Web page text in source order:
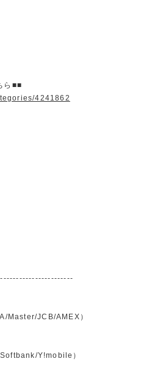
ら■■
4241862
Master/JCB/AMEX）
Y!mobile）